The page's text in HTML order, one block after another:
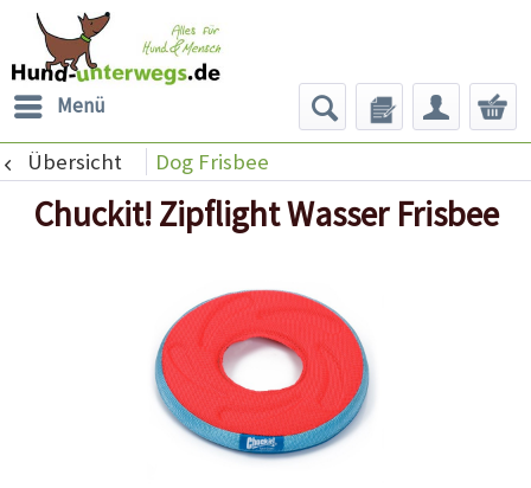
Menü
Übersicht Dog Frisbee
Chuckit! Zipflight Wasser Frisbee